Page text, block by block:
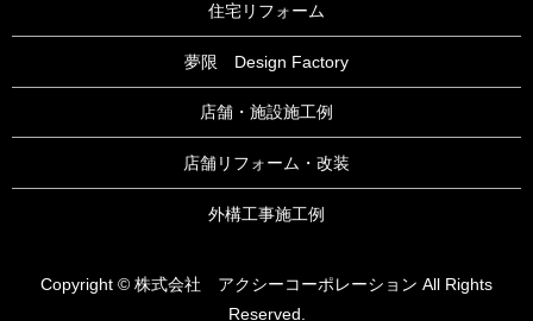
住宅リフォーム
夢限 Design Factory
店舗・施設施工例
店舗リフォーム・改装
外構工事施工例
Copyright © 株式会社 アクシーコーポレーション All Rights
Reserved.